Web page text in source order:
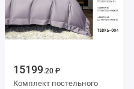
15199.20 ₽
Комплект постельного